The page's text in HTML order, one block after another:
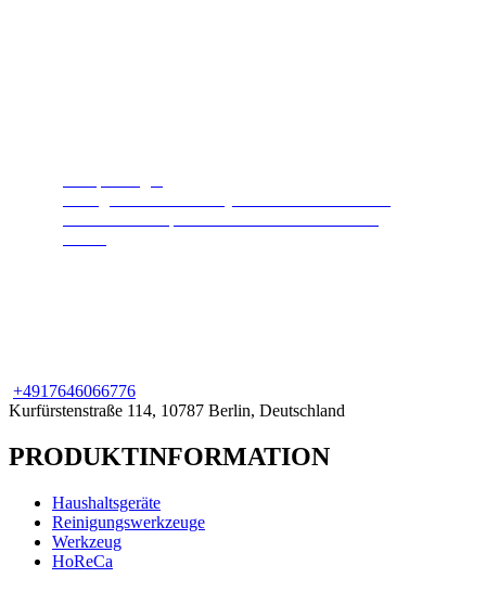
+4917646066776
Kurfürstenstraße 114, 10787 Berlin, Deutschland
PRODUKTINFORMATION
Haushaltsgeräte
Reinigungswerkzeuge
Werkzeug
HoReCa